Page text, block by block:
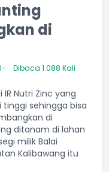
di
Dibaca 1.088 Kali
IR Nutri Zinc yang
sehingga bisa
di
ditanam di lahan
milik Balai
Kalibawang itu